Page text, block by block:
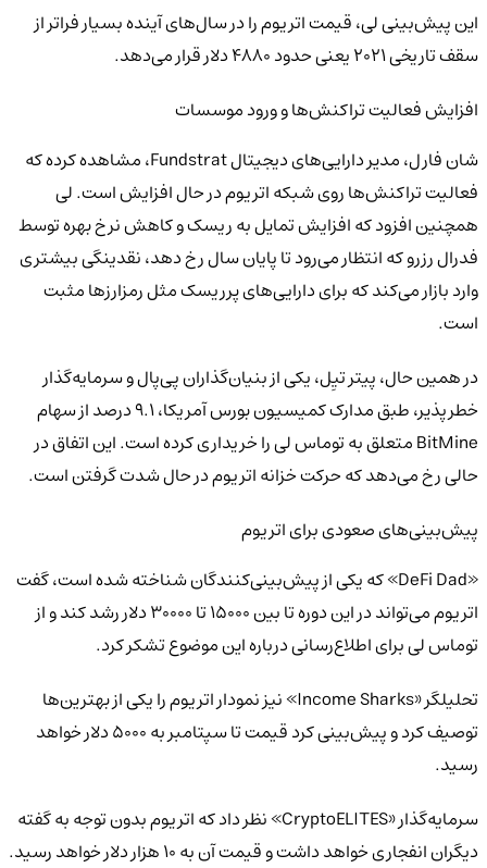
این پیش‌بینی لی، قیمت اتریوم را در سال‌های آینده بسیار فراتر از
سقف تاریخی ۲۰۲۱ یعنی حدود ۴۸۸۰ دلار قرار می‌دهد.
افزایش فعالیت تراکنش‌ها و ورود موسسات
شان فارل، مدیر دارایی‌های دیجیتال Fundstrat، مشاهده کرده که
فعالیت تراکنش‌ها روی شبکه اتریوم در حال افزایش است. لی
همچنین افزود که افزایش تمایل به ریسک و کاهش نرخ بهره توسط
فدرال رزرو که انتظار می‌رود تا پایان سال رخ دهد، نقدینگی بیشتری
وارد بازار می‌کند که برای دارایی‌های پرریسک مثل رمزارزها مثبت
است.
در همین حال، پیتر تیِل، یکی از بنیان‌گذاران پی‌پال و سرمایه‌گذار
خطرپذیر، طبق مدارک کمیسیون بورس آمریکا، ۹.۱ درصد از سهام
BitMine متعلق به توماس لی را خریداری کرده است. این اتفاق در
حالی رخ می‌دهد که حرکت خزانه اتریوم در حال شدت گرفتن است.
پیش‌بینی‌های صعودی برای اتریوم
«DeFi Dad» که یکی از پیش‌بینی‌کنندگان شناخته شده است، گفت
اتریوم می‌تواند در این دوره تا بین ۱۵۰۰۰ تا ۳۰۰۰۰ دلار رشد کند و از
توماس لی برای اطلاع‌رسانی درباره این موضوع تشکر کرد.
تحلیلگر «Income Sharks» نیز نمودار اتریوم را یکی از بهترین‌ها
توصیف کرد و پیش‌بینی کرد قیمت تا سپتامبر به ۵۰۰۰ دلار خواهد
رسید.
سرمایه‌گذار «CryptoELITES» نظر داد که اتریوم بدون توجه به گفته
دیگران انفجاری خواهد داشت و قیمت آن به ۱۰ هزار دلار خواهد رسید.